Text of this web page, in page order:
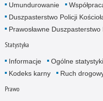
Umundurowanie
Duszpasterstwo Policji
Prawosławne Duszpasterstwo
Statystyka
Informacje Ogólne statystyki
Kodeks karny
Ruch
Prawo